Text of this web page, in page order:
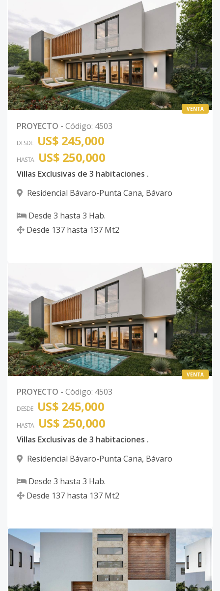
VENTA
PROYECTO - Código: 4503
DESDE US$ 245,000
HASTA US$ 250,000
Villas Exclusivas de 3 habitaciones .
Residencial Bávaro-Punta Cana, Bávaro
Desde 3 hasta 3 Hab.
Desde 137 hasta 137 Mt2
VENTA
PROYECTO - Código: 4503
DESDE US$ 245,000
HASTA US$ 250,000
Villas Exclusivas de 3 habitaciones .
Residencial Bávaro-Punta Cana, Bávaro
Desde 3 hasta 3 Hab.
Desde 137 hasta 137 Mt2